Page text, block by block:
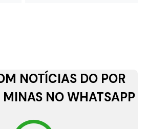
NOTÍCIAS DO POR
MINAS NO WHATSAPP